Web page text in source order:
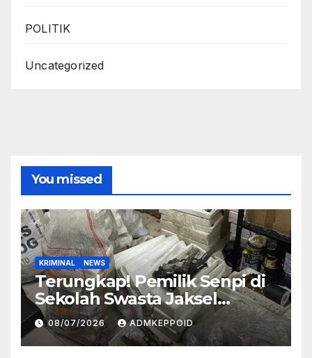
POLITIK
Uncategorized
You missed
KRIMINAL NEWS
Terungkap! Pemilik Senpi di
Sekolah Swasta Jaksel
Ternyata Direktur
Perusahaan Airsoft Gun
Impor
08/07/2026 ADMKEPPOID